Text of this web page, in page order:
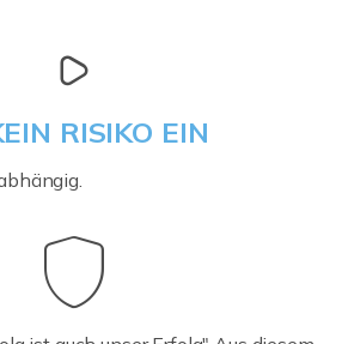
RISIKO EIN